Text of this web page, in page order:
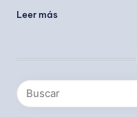
Leer más